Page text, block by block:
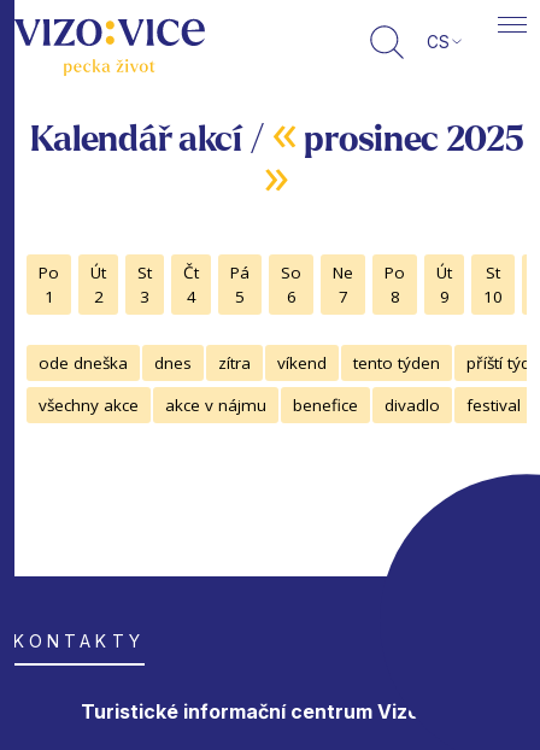
CS
Kalendář akcí / « prosinec 2025
»
Po
1
Út
2
St
3
Čt
4
Pá
5
So
6
Ne
7
Po
8
Út
9
St
10
ode dneška dnes zítra víkend tento týden
příští
všechny akce
akce v nájmu benefice divadlo festival
KONTAKTY
Turistické informační centrum Vizovice